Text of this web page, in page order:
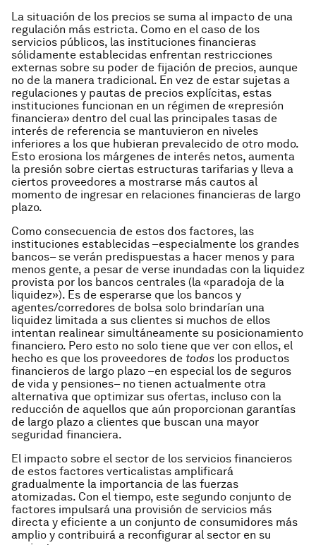
La situación de los precios se suma al impacto de una
regulación más estricta. Como en el caso de los
servicios públicos, las instituciones financieras
sólidamente establecidas enfrentan restricciones
externas sobre su poder de fijación de precios, aunque
no de la manera tradicional. En vez de estar sujetas a
regulaciones y pautas de precios explícitas, estas
instituciones funcionan en un régimen de «represión
financiera» dentro del cual las principales tasas de
interés de referencia se mantuvieron en niveles
inferiores a los que hubieran prevalecido de otro modo.
Esto erosiona los márgenes de interés netos, aumenta
la presión sobre ciertas estructuras tarifarias y lleva a
ciertos proveedores a mostrarse más cautos al
momento de ingresar en relaciones financieras de largo
plazo.
Como consecuencia de estos dos factores, las
instituciones establecidas –especialmente los grandes
bancos– se verán predispuestas a hacer menos y para
menos gente, a pesar de verse inundadas con la liquidez
provista por los bancos centrales (la «paradoja de la
liquidez»). Es de esperarse que los bancos y
agentes/corredores de bolsa solo brindarían una
liquidez limitada a sus clientes si muchos de ellos
intentan realinear simultáneamente su posicionamiento
financiero. Pero esto no solo tiene que ver con ellos, el
hecho es que los proveedores de todos los productos
financieros de largo plazo –en especial los de seguros
de vida y pensiones– no tienen actualmente otra
alternativa que optimizar sus ofertas, incluso con la
reducción de aquellos que aún proporcionan garantías
de largo plazo a clientes que buscan una mayor
seguridad financiera.
El impacto sobre el sector de los servicios financieros
de estos factores verticalistas amplificará
gradualmente la importancia de las fuerzas
atomizadas. Con el tiempo, este segundo conjunto de
factores impulsará una provisión de servicios más
directa y eficiente a un conjunto de consumidores más
amplio y contribuirá a reconfigurar al sector en su